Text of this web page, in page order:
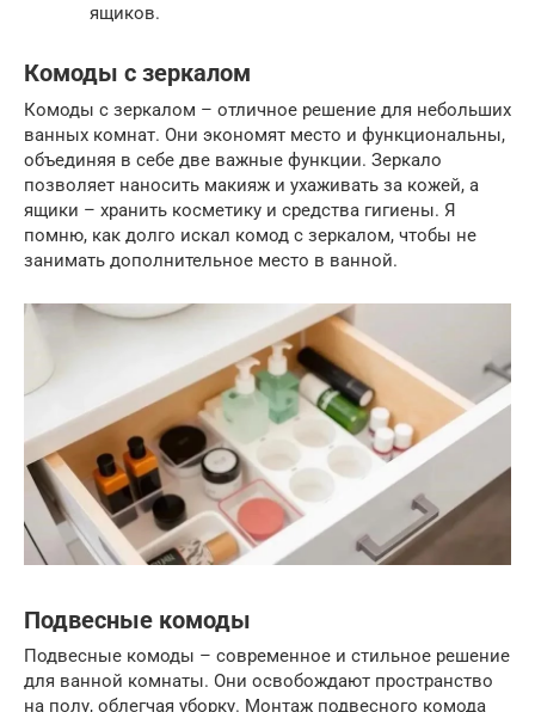
ящиков.
Комоды с зеркалом
Комоды с зеркалом – отличное решение для небольших
ванных комнат. Они экономят место и функциональны,
объединяя в себе две важные функции. Зеркало
позволяет наносить макияж и ухаживать за кожей, а
ящики – хранить косметику и средства гигиены. Я
помню, как долго искал комод с зеркалом, чтобы не
занимать дополнительное место в ванной.
Подвесные комоды
Подвесные комоды – современное и стильное решение
для ванной комнаты. Они освобождают пространство
на полу, облегчая уборку. Монтаж подвесного комода